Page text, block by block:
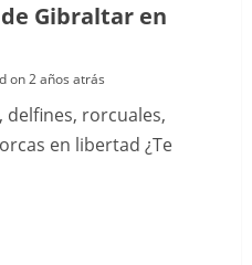
Gibraltar en
on 2 años atrás
delfines, rorcuales,
en libertad ¿Te